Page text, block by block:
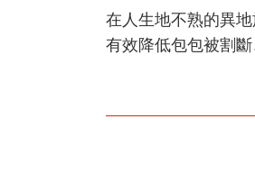
在人生地不熟的異
有效降低包包被割